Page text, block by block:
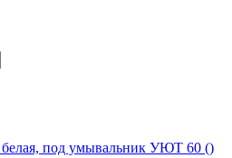
под умывальник УЮТ 60 ()